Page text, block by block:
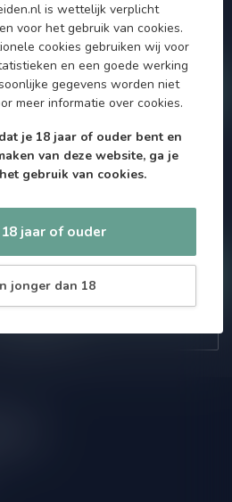
producten of jouw aankoop, bezoek
op veelgestelde vragen en
met ons op te nemen.
winkel
niet missen!? We versturen
een mailing dus geen zorgen over
is wettelijk verplicht
voor het gebruik van cookies.
cookies gebruiken wij voor
en een goede werking
gegevens worden niet
meer informatie over cookies.
je 18 jaar of ouder bent en
van deze website, ga je
gebruik van cookies.
jaar of ouder
jonger dan 18